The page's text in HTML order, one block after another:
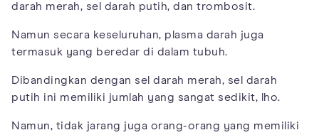
darah merah, sel darah putih, dan trombosit.
Namun secara keseluruhan, plasma darah juga
termasuk yang beredar di dalam tubuh.
Dibandingkan dengan sel darah merah, sel darah
putih ini memiliki jumlah yang sangat sedikit, lho.
Namun, tidak jarang juga orang-orang yang memiliki